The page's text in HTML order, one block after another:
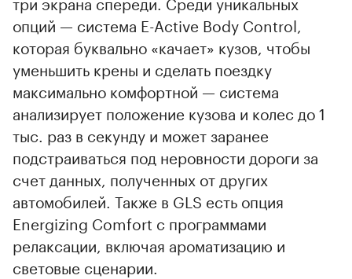
опций — система E-Active Body Control,
которая буквально «качает» кузов, чтобы
уменьшить крены и сделать поездку
максимально комфортной — система
анализирует положение кузова и колес до 1
тыс. раз в секунду и может заранее
подстраиваться под неровности дороги за
счет данных, полученных от других
автомобилей. Также в GLS есть опция
Energizing Comfort с программами
релаксации, включая ароматизацию и
световые сценарии.